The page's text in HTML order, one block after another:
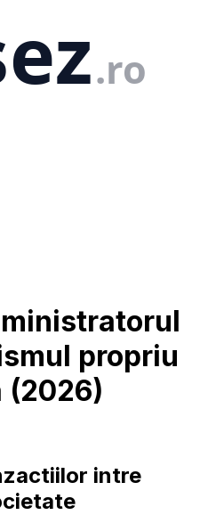
.ro
propriu
(2026)
intre